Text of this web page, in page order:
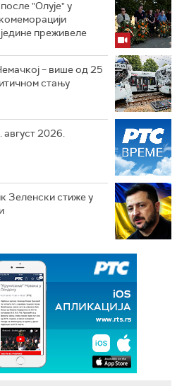
"Олује" у
преживеле
– више од 25
стању
2026.
Зеленски стиже у